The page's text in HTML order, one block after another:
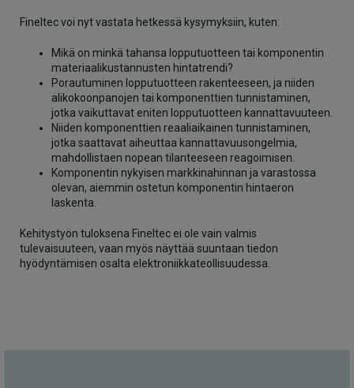
Fineltec voi nyt vastata hetkessä kysymyksiin, kuten:
Mikä on minkä tahansa lopputuotteen tai komponentin
materiaalikustannusten hintatrendi?
Porautuminen lopputuotteen rakenteeseen, ja niiden
alikokoonpanojen tai komponenttien tunnistaminen,
jotka vaikuttavat eniten lopputuotteen kannattavuuteen.
Niiden komponenttien reaaliaikainen tunnistaminen,
jotka saattavat aiheuttaa kannattavuusongelmia,
mahdollistaen nopean tilanteeseen reagoimisen.
Komponentin nykyisen markkinahinnan ja varastossa
olevan, aiemmin ostetun komponentin hintaeron
laskenta.
Kehitystyön tuloksena Fineltec ei ole vain valmis
tulevaisuuteen, vaan myös näyttää suuntaan tiedon
hyödyntämisen osalta elektroniikkateollisuudessa.